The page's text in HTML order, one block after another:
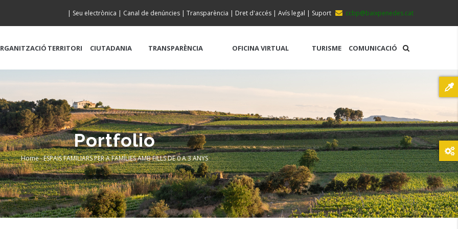
ccbp@baixpenedes.cat
| Seu electrònica | Canal de denúncies | Transparència | Dret d'accés | Avís legal | Suport
TERRITORI CIUTADANIA TRANSPARÈNCIA OFICINA VIRTUAL TURISME COMUNICACIÓ
Portfolio
Breadcrumb
Home-ESPAIS FAMILIARS PER A FAMÍLIES AMB FILLS DE 0 A 3 ANYS